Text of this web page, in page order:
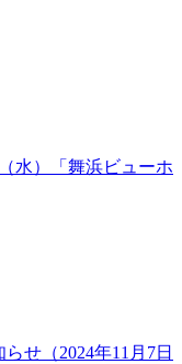
水）「舞浜ビューホ
せ（2024年11月7日